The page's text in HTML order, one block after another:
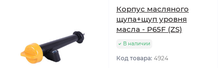
Корпус масляного
щупа+щуп уровня
масла - P65F (ZS)
В наличии
Код товара: 4924